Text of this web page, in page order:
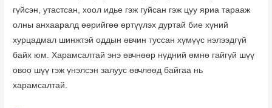
гүйсэн, утастсан, хоол идье гэж гуйсан гэж цуу яриа тарааж
олны анхааралд өөрийгөө өртүүлэх дуртай бие хүний
хурцадмал шинжтэй оддын өвчин туссан хүмүүс нэлээдгүй
байх юм. Харамсалтай энэ өвчнөөр нүдний өмнө гайгүй шүү
овоо шүү гэж үнэлсэн залуус өвчлөөд байгаа нь
харамсалтай.